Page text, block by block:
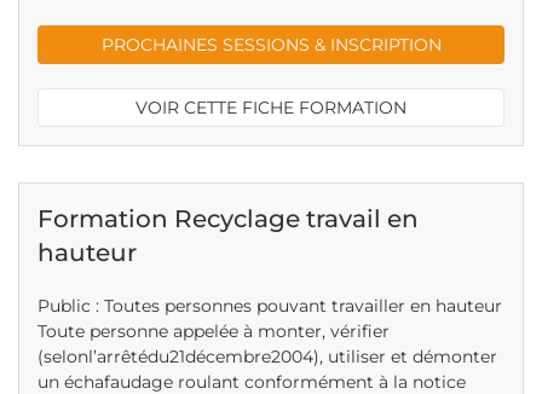
PROCHAINES SESSIONS & INSCRIPTION
VOIR CETTE FICHE FORMATION
Formation Recyclage travail en
hauteur
Public : Toutes personnes pouvant travailler en hauteur
Toute personne appelée à monter, vérifier
(selonl’arrêtédu21décembre2004), utiliser et démonter
un échafaudage roulant conformément à la notice